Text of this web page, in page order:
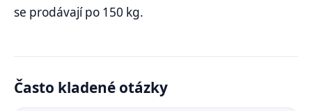
se prodávají po 150 kg.
Často kladené otázky